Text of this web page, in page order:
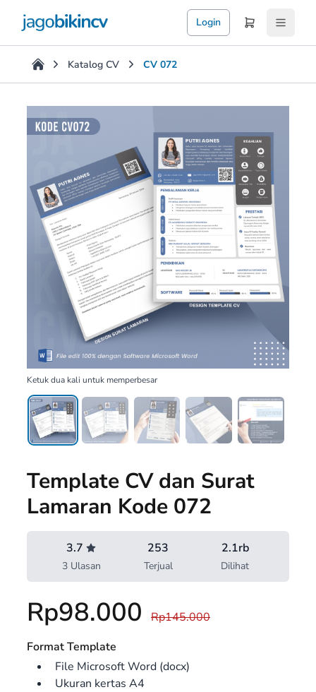
Login
Katalog CV CV 072
Ketuk dua kali untuk memperbesar
Template CV dan Surat
Lamaran Kode 072
3.7
3 Ulasan
253
Terjual
2.1rb
Dilihat
Rp98.000
Rp145.000
Format Template
File Microsoft Word (docx)
Ukuran kertas A4